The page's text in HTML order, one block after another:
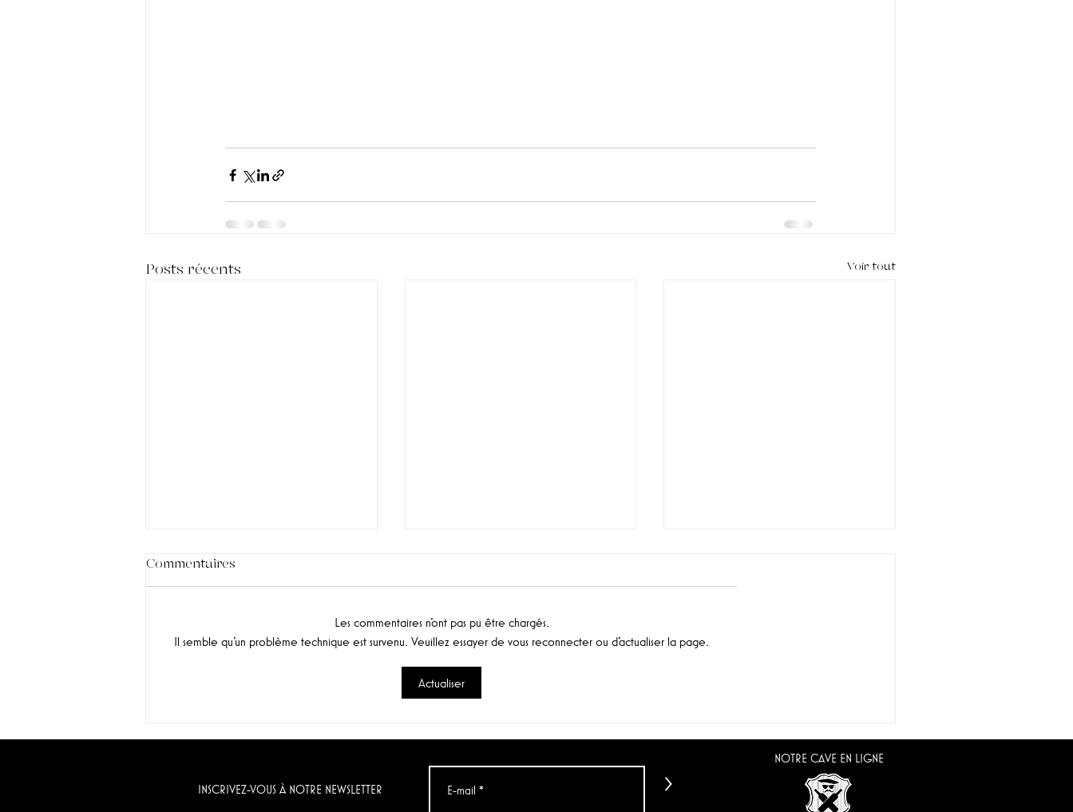
Posts récents Voir tout
Le vin du jour : "La
Condenada" (Bodega
Commentaires
Les commentaires n'ont pas pu être chargés.
Il semble qu'un problème technique est survenu. Veuillez essayer de vous reconnecter ou d'actualiser la page.
Actualiser
INSCRIVEZ-VOUS À NOTRE NEWSLETTER >
NOTRE CAVE EN LIGNE